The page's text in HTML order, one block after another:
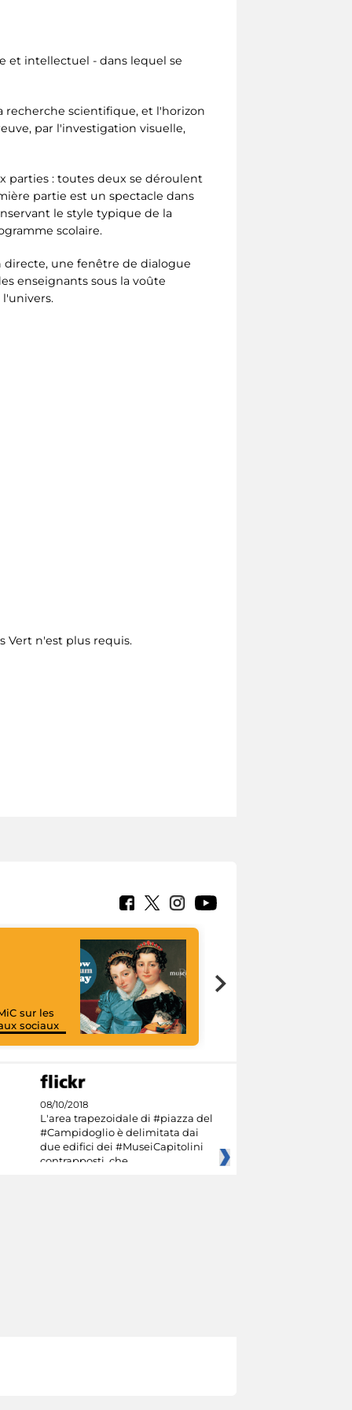
et intellectuel - dans lequel se
recherche scientifique, et l'horizon
par l'investigation visuelle,
parties : toutes deux se déroulent
partie est un spectacle dans
le style typique de la
scolaire.
une fenêtre de dialogue
enseignants sous la voûte
Vert n'est plus requis.
sur les
sociaux
08/10/2018
L'area trapezoidale di #piazza del
#Campidoglio è delimitata dai
due edifici dei #MuseiCapitolini
contrapposti, che